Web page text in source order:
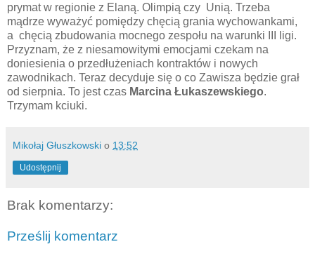
prymat w regionie z Elaną. Olimpią czy Unią. Trzeba
mądrze wyważyć pomiędzy chęcią grania wychowankami,
a chęcią zbudowania mocnego zespołu na warunki III ligi.
Przyznam, że z niesamowitymi emocjami czekam na
doniesienia o przedłużeniach kontraktów i nowych
zawodnikach. Teraz decyduje się o co Zawisza będzie grał
od sierpnia. To jest czas Marcina Łukaszewskiego.
Trzymam kciuki.
Mikołaj Głuszkowski o 13:52
Udostępnij
Brak komentarzy:
Prześlij komentarz